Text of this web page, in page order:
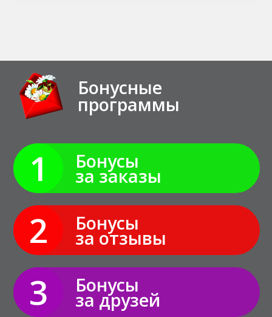
Бонусные
программы
1 Бонусы
за заказы
2 Бонусы
за отзывы
3 Бонусы
за друзей